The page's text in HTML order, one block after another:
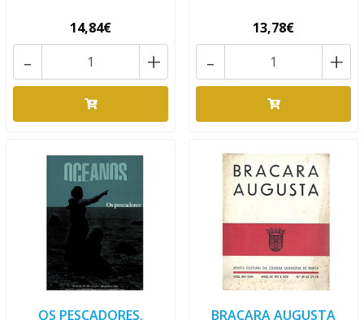
14,84€
+
-
13,78€
+
-
OS PESCADORES.
BRACARA AUGUSTA